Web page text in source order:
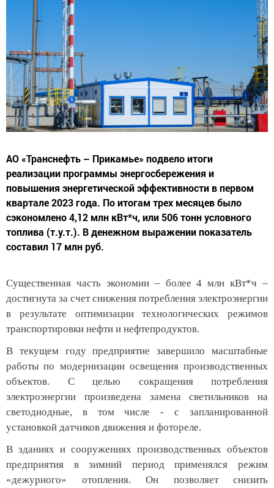
АО «Транснефть – Прикамье» подвело итоги
реализации программы энергосбережения и
повышения энергетической эффективности в первом
квартале 2023 года. По итогам трех месяцев было
сэкономлено 4,12 млн кВт*ч, или 506 тонн условного
топлива (т.у.т.). В денежном выражении показатель
составил 17 млн руб.
Существенная часть экономии – более 4 млн кВт*ч –
достигнута за счет снижения потребления электроэнергии
в результате оптимизации технологических режимов
транспортировки нефти и нефтепродуктов.
В текущем году предприятие завершило масштабные
работы по модернизации освещения производственных
объектов. С целью сокращения потребления
электроэнергии произведена замена светильников на
светодиодные, в том числе - с запланированной
установкой датчиков движения и фотореле.
В зданиях и сооружениях производственных объектов
предприятия в зимний период применялся режим
«дежурного» отопления. Он позволяет снизить